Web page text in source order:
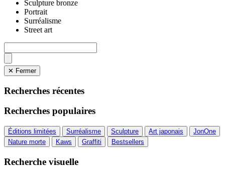
Sculpture bronze
Portrait
Surréalisme
Street art
✕ Fermer
Recherches récentes
Recherches populaires
Éditions limitées Surréalisme Sculpture Art japonais
JonOne
Nature morte
Kaws Graffiti Bestsellers
Recherche visuelle